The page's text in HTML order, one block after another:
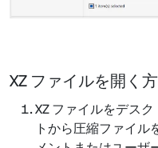
XZ ファイルを開く
XZ ファイルをデス
トから圧縮ファイル